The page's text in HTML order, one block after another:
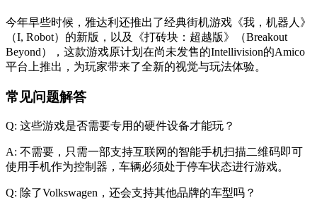
今年早些时候，雅达利还推出了经典街机游戏《我，机器人》
（I, Robot）的新版，以及《打砖块：超越版》（Breakout
Beyond），这款游戏原计划在尚未发售的Intellivision的Amico
平台上推出，为玩家带来了全新的视觉与玩法体验。
常见问题解答
Q: 这些游戏是否需要专用的硬件设备才能玩？
A: 不需要，只需一部支持互联网的智能手机扫描二维码即可
使用手机作为控制器，车辆必须处于停车状态进行游戏。
Q: 除了Volkswagen，还会支持其他品牌的车型吗？